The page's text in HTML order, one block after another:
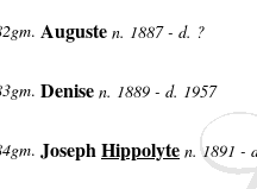
. Auguste n. 1887 - d. ?
. Denise n. 1889 - d. 1957
. JosephHippolyte n. 1891 -